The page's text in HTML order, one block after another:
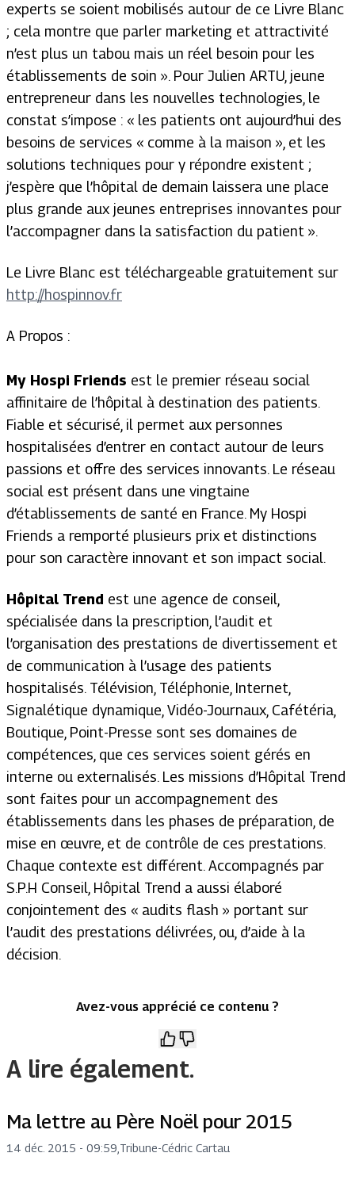
experts se soient mobilisés autour de ce Livre Blanc
; cela montre que parler marketing et attractivité
n’est plus un tabou mais un réel besoin pour les
établissements de soin ». Pour Julien ARTU, jeune
entrepreneur dans les nouvelles technologies, le
constat s’impose : « les patients ont aujourd’hui des
besoins de services « comme à la maison », et les
solutions techniques pour y répondre existent ;
j’espère que l’hôpital de demain laissera une place
plus grande aux jeunes entreprises innovantes pour
l’accompagner dans la satisfaction du patient ».
Le Livre Blanc est téléchargeable gratuitement sur
http://hospinnov.fr
A Propos :
My Hospi Friends est le premier réseau social
affinitaire de l’hôpital à destination des patients.
Fiable et sécurisé, il permet aux personnes
hospitalisées d’entrer en contact autour de leurs
passions et offre des services innovants. Le réseau
social est présent dans une vingtaine
d’établissements de santé en France. My Hospi
Friends a remporté plusieurs prix et distinctions
pour son caractère innovant et son impact social.
Hôpital Trend est une agence de conseil,
spécialisée dans la prescription, l’audit et
l’organisation des prestations de divertissement et
de communication à l’usage des patients
hospitalisés. Télévision, Téléphonie, Internet,
Signalétique dynamique, Vidéo-Journaux, Cafétéria,
Boutique, Point-Presse sont ses domaines de
compétences, que ces services soient gérés en
interne ou externalisés. Les missions d’Hôpital Trend
sont faites pour un accompagnement des
établissements dans les phases de préparation, de
mise en œuvre, et de contrôle de ces prestations.
Chaque contexte est différent. Accompagnés par
S.P.H Conseil, Hôpital Trend a aussi élaboré
conjointement des « audits flash » portant sur
l’audit des prestations délivrées, ou, d’aide à la
décision.
Avez-vous apprécié ce contenu ?
A lire également.
Ma lettre au Père Noël pour 2015
14 déc. 2015 - 09:59 Tribune-Cédric Cartau